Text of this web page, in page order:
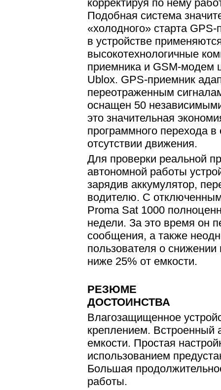
корректируя по нему
Подобная система
«холодного» старта
в устройстве
высокотехнологичные
приемника и GSM-модем
Ublox. GPS-приемник
переотраженным
оснащен 50
это значительная
программного перехода
отсутствии движения.
Для проверки реальной
автономной работы
зарядив аккумулятор,
водителю. С
Proma Sat 1000
недели. За это время он
сообщения, а также
пользователя о
ниже 25% от емкости.
РЕЗЮМЕ
ДОСТОИНСТВА
Влагозащищенное
креплением. Встроенный
емкости. Простая
использованием
Большая
работы.